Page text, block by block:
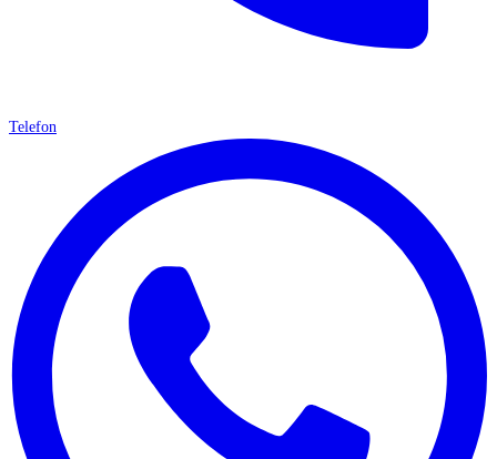
Telefon